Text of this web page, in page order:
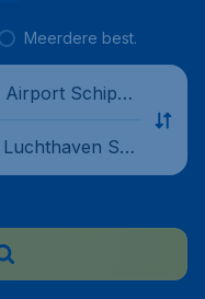
Meerdere best.
Schipho
Suv